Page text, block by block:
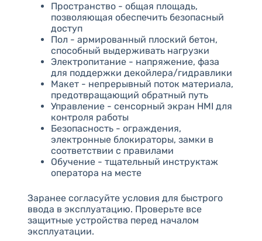
Пространство - общая площадь,
позволяющая обеспечить безопасный
доступ
Пол - армированный плоский бетон,
способный выдерживать нагрузки
Электропитание - напряжение, фаза
для поддержки декойлера/гидравлики
Макет - непрерывный поток материала,
предотвращающий обратный путь
Управление - сенсорный экран HMI для
контроля работы
Безопасность - ограждения,
электронные блокираторы, замки в
соответствии с правилами
Обучение - тщательный инструктаж
оператора на месте
Заранее согласуйте условия для быстрого
ввода в эксплуатацию. Проверьте все
защитные устройства перед началом
эксплуатации.